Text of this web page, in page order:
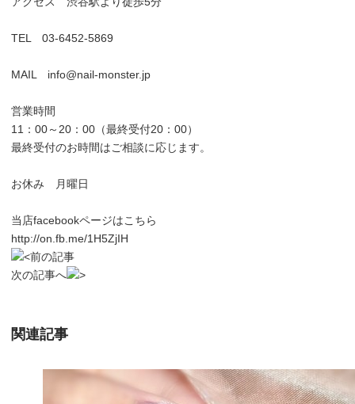
TEL 03-6452-5869
MAIL info@nail-monster.jp
営業時間
11：00～20：00（最終受付20：00）
最終受付のお時間はご相談に応じます。
お休み 月曜日
当店facebookページはこちら
http://on.fb.me/1H5ZjIH
前の記事
次の記事へ
関連記事